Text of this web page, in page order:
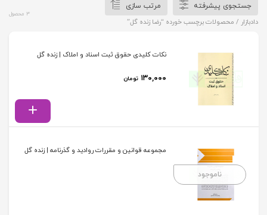
جستجوی پیشرفته
مرتب سازی
دادبازار / محصولات برچسب خورده “رضا زنده گل”
3 محصول
نکات کلیدی حقوق ثبت اسناد و املاک | زنده گل
۱۳۰,۰۰۰ تومان
ناموجود
مجموعه قوانین و مقررات روادید و گذرنامه | زنده گل